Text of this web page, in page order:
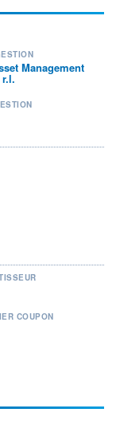
Management
COUPON